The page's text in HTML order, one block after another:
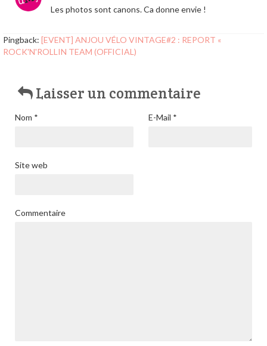
Les photos sont canons. Ca donne envie !
Pingback: [EVENT] ANJOU VÉLO VINTAGE#2 : REPORT «
ROCK'N'ROLLIN TEAM (OFFICIAL)
Laisser un commentaire
Nom * E-Mail *
Site web
Commentaire